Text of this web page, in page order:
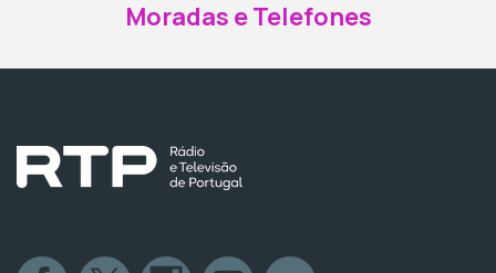
Moradas e Telefones